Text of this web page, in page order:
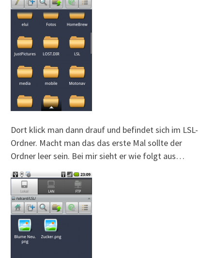
Dort klick man dann drauf und befindet sich im LSL-
Ordner. Macht man das das erste Mal sollte der
Ordner leer sein. Bei mir sieht er wie folgt aus…